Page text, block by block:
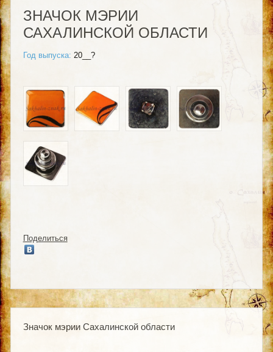
ЗНАЧОК МЭРИИ
САХАЛИНСКОЙ ОБЛАСТИ
Год выпуска: 20__?
Поделиться
Значок мэрии Сахалинской области